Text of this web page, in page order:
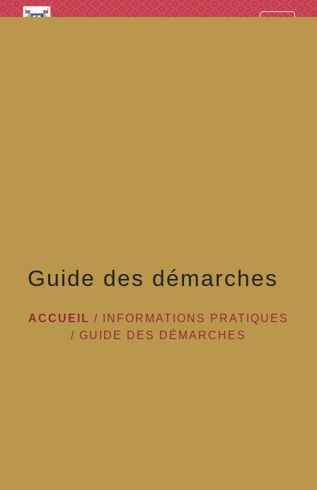
googled7e4d5fb082cc1df.html
Guide des démarches
ACCUEIL /
INFORMATIONS PRATIQUES
/ GUIDE DES DÉMARCHES